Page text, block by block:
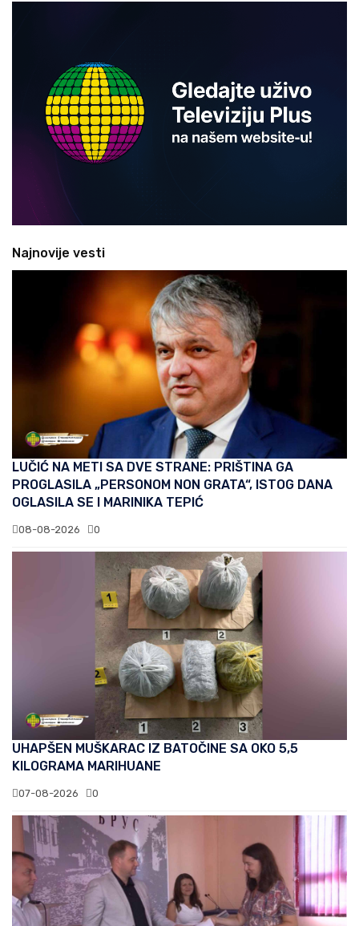
Najnovije vesti
LUČIĆ NA METI SA DVE STRANE: PRIŠTINA GA
PROGLASILA „PERSONOM NON GRATA“, ISTOG DANA
OGLASILA SE I MARINIKA TEPIĆ
08-08-2026 0
UHAPŠEN MUŠKARAC IZ BATOČINE SA OKO 5,5
KILOGRAMA MARIHUANE
07-08-2026 0